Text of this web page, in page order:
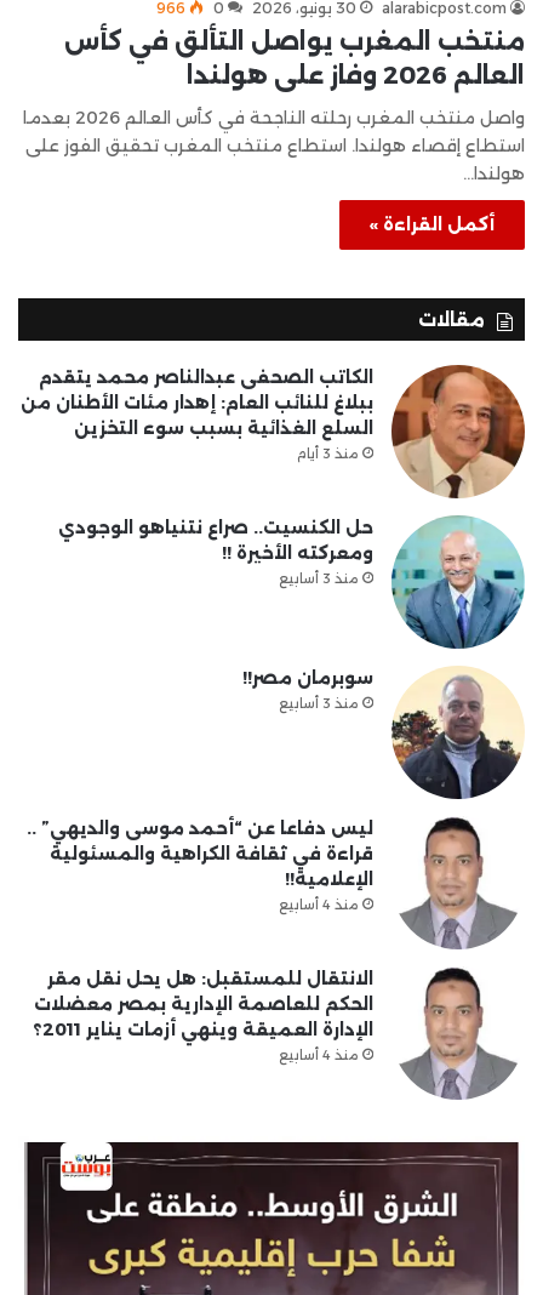
alarabicpost.com 30 يونيو، 2026 0
966
منتخب المغرب يواصل التألق في كأس
العالم 2026 وفاز على هولندا
واصل منتخب المغرب رحلته الناجحة في كأس العالم 2026 بعدما
استطاع إقصاء هولندا. استطاع منتخب المغرب تحقيق الفوز على
هولندا…
أكمل القراءة »
مقالات
الكاتب الصحفى عبدالناصر محمد يتقدم
ببلاغ للنائب العام: إهدار مئات الأطنان من
السلع الغذائية بسبب سوء التخزين
منذ 3 أيام
حل الكنسيت.. صراع نتنياهو الوجودي
ومعركته الأخيرة !!
منذ 3 أسابيع
سوبرمان مصر!!
منذ 3 أسابيع
ليس دفاعا عن “أحمد موسى والديهي” ..
قراءة في ثقافة الكراهية والمسئولية
الإعلامية!!
منذ 4 أسابيع
الانتقال للمستقبل: هل يحل نقل مقر
الحكم للعاصمة الإدارية بمصر معضلات
الإدارة العميقة وينهي أزمات يناير 2011؟
منذ 4 أسابيع